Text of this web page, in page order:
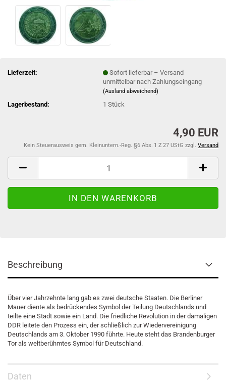
Lieferzeit:
Sofort lieferbar – Versand
unmittelbar nach Zahlungseingang
(Ausland abweichend)
Lagerbestand: 1Stück
4,90 EUR
Kein Steuerausweis gem. Kleinuntern.-Reg. §6 Abs. 1 Z 27 UStG zzgl. Versand
Beschreibung
Über vier Jahrzehnte lang gab es zwei deutsche Staaten. Die Berliner
Mauer diente als bedrückendes Symbol der Teilung Deutschlands und
teilte eine Stadt sowie ein Land. Die friedliche Revolution in der damaligen
DDR leitete den Prozess ein, der schließlich zur Wiedervereinigung
Deutschlands am 3. Oktober 1990 führte. Heute steht das Brandenburger
Tor als weltberühmtes Symbol für Deutschland.
Daten